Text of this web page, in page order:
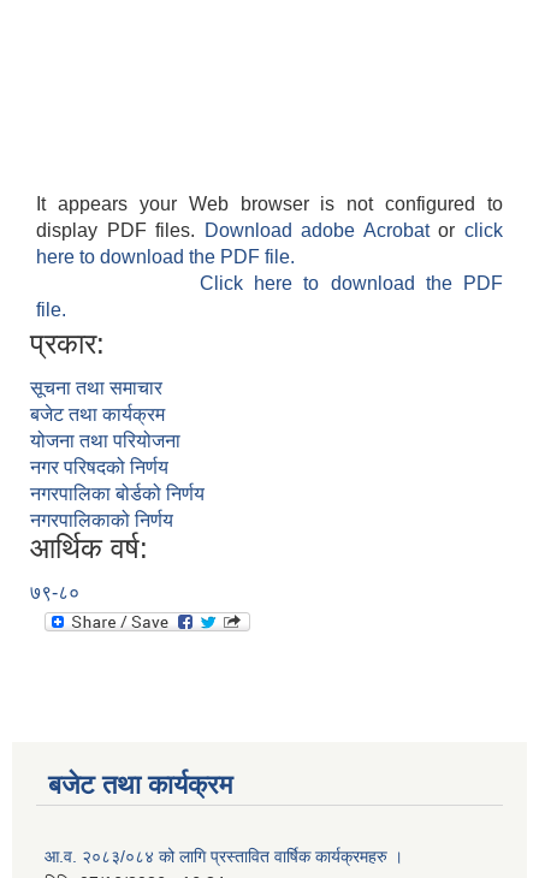
It appears your Web browser is not configured to
display PDF files.
Download adobe Acrobatorclick
here to download the PDF file.
Click here to download the PDF
file.
प्रकार:
सूचना तथा समाचार
बजेट तथा कार्यक्रम
योजना तथा परियोजना
नगर परिषदको निर्णय
नगरपालिका बोर्डको निर्णय
नगरपालिकाको निर्णय
आर्थिक वर्ष:
७९-८०
बजेट तथा कार्यक्रम
आ.व. २०८३/०८४ को लागि प्रस्तावित वार्षिक कार्यक्रमहरु ।